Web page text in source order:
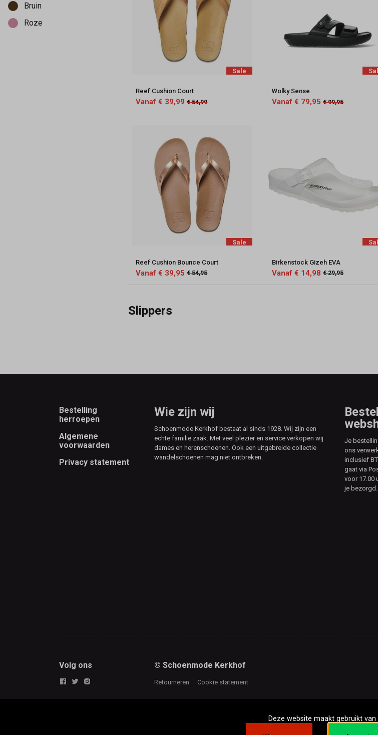
Bruin
Roze
Sale
Reef Cushion Court
Vanaf € 39,99 € 54,99
Wolky Sense
Vanaf € 79,95 € 99,95
Sale
Reef Cushion Bounce Court
Vanaf € 39,95 € 54,95
Birkenstock Gizeh EVA
Vanaf € 14,98 € 29,95
Slippers
Footer
Bestelling
herroepen
Algemene
voorwaarden
Privacy statement
Wie zijn wij
Schoenmode Kerkhof bestaat al sinds 1928. Wij zijn een
echte familie zaak. Met veel plezier en service verkopen wij
dames en herenschoenen. Ook een uitgebreide collectie
wandelschoenen mag niet ontbreken.
Je
ons
inclusief
gaat via
voor 17.00
je bezorgd.
Volg ons © Schoenmode Kerkhof
Retourneren Cookie statement
Deze website maakt gebruikt van